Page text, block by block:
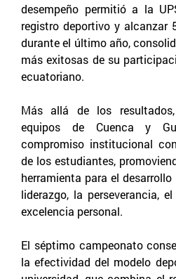
desempeño permitió a la
registro deportivo y alcanzar
durante el último año,
más exitosas de su
ecuatoriano.
Más allá de los
equipos de Cuenca y
compromiso institucional
de los estudiantes,
herramienta para el
liderazgo, la perseverancia,
excelencia personal.
El séptimo campeonato
la efectividad del modelo